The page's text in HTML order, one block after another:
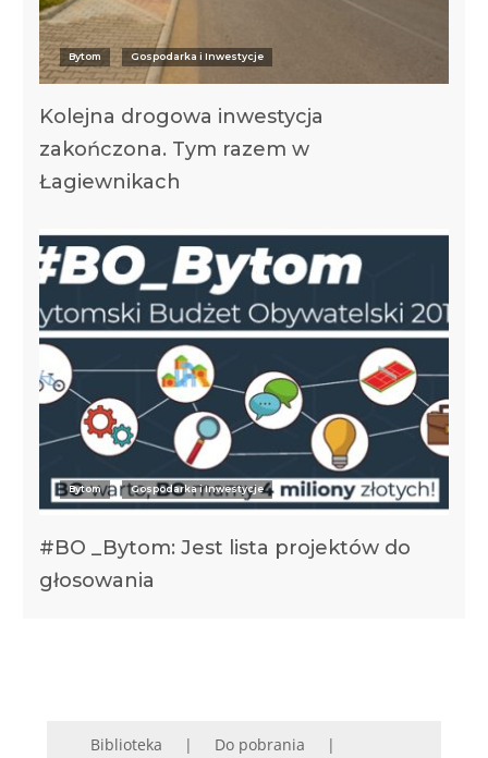
Bytom Gospodarka i Inwestycje
Kolejna drogowa inwestycja
zakończona. Tym razem w
Łagiewnikach
Bytom Gospodarka i Inwestycje
#BO _Bytom: Jest lista projektów do
głosowania
Biblioteka Do pobrania